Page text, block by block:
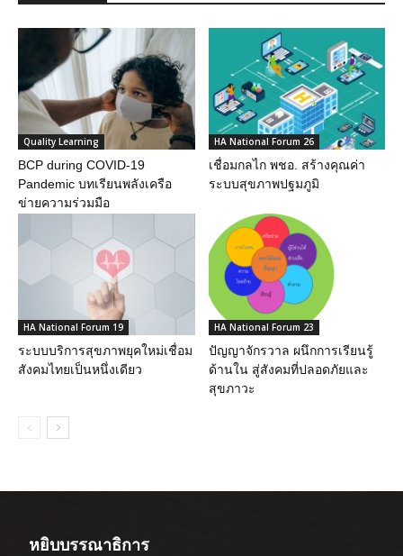
Quality Learning
BCP during COVID-19
Pandemic บทเรียนพลังเครือ
ข่ายความร่วมมือ
HA National Forum 26
เชื่อมกลไก พชอ. สร้างคุณค่า
ระบบสุขภาพปฐมภูมิ
HA National Forum 19
ระบบบริการสุขภาพยุคใหม่เชื่อม
สังคมไทยเป็นหนึ่งเดียว
HA National Forum 23
ปัญญาจักรวาล ผนึกการเรียนรู้
ด้านใน สู่สังคมที่ปลอดภัยและ
สุขภาวะ
หยิบบรรณาธิการ